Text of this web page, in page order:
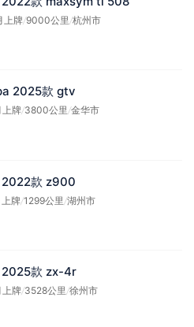
上牌/9000公里/杭州市
2025款 gtv
牌/3800公里/金华市
2022款 z900
牌/1299公里/湖州市
2025款 zx-4r
牌/3528公里/徐州市